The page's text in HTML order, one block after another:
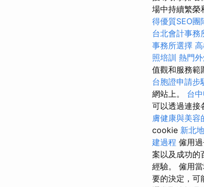
場中持續繁榮
得優質SEO團
台北會計事務
事務所選擇
照培訓 熱門
值觀和服務範
台胞證申請步
網站上。 台
可以透過連接
膚健康與美容
cookie 新北
建過程 僱用
案以及成功的
經驗。 僱用
要的決定，可